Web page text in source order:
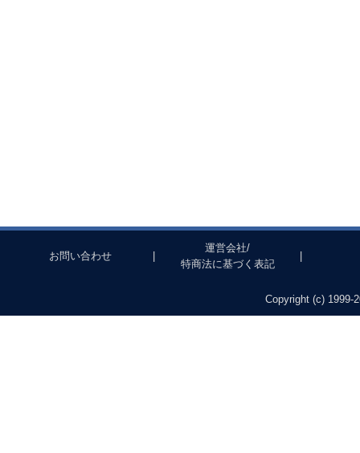
お問い合わせ
運営会社/
特商法に基づく表記
Copyright (c) 1999-